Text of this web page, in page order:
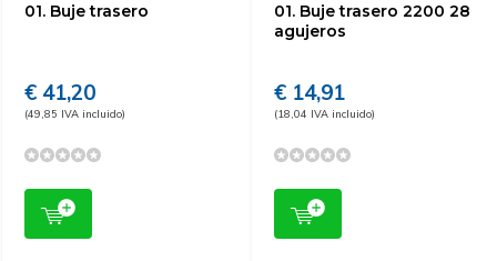
01. Buje trasero
€ 41,20
(49,85 IVA incluido)
01. Buje trasero 2200 28
agujeros
€ 14,91
(18,04 IVA incluido)